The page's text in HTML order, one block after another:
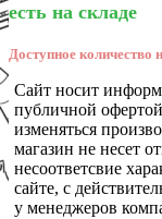
есть на складе
Доступное количество
Сайт носит
публичной
изменяться
магазин не несет
несоответсвие
сайте, с
у менеджеров